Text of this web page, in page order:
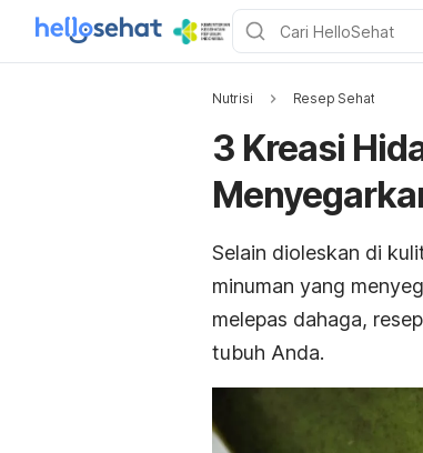
Nutrisi Resep Sehat
3 Kreasi
Selain dioleskan di
minuman yang
melepas dahaga,
tubuh Anda.